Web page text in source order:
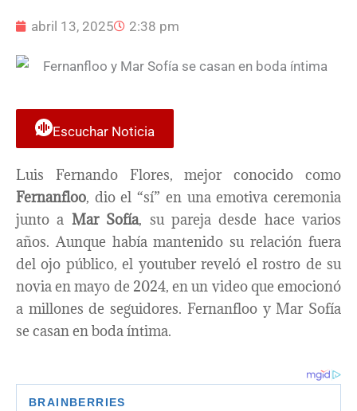
abril 13, 2025 2:38 pm
Escuchar Noticia
Luis Fernando Flores, mejor conocido como
Fernanfloo, dio el “sí” en una emotiva ceremonia
junto a Mar Sofía, su pareja desde hace varios
años. Aunque había mantenido su relación fuera
del ojo público, el youtuber reveló el rostro de su
novia en mayo de 2024, en un video que emocionó
a millones de seguidores. Fernanfloo y Mar Sofía
se casan en boda íntima.